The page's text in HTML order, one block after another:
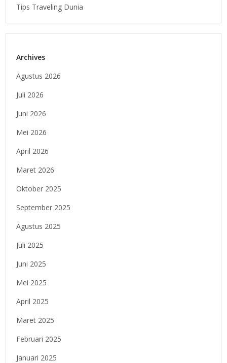
Tips Traveling Dunia
Archives
Agustus 2026
Juli 2026
Juni 2026
Mei 2026
April 2026
Maret 2026
Oktober 2025
September 2025
Agustus 2025
Juli 2025
Juni 2025
Mei 2025
April 2025
Maret 2025
Februari 2025
Januari 2025